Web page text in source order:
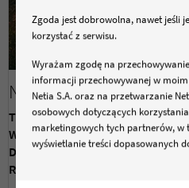
Dane osobowe dotyczące
zapisywane i odczytywane z plików
technologii będą przetwarzane w
serwisu, w celach
wewnętrznych związanych ze
prowadzeniem działalności
analitycznych i statystycznych,
nadużyć oraz w celu wykonywania
Zgoda jest dobrowolna, nawet jeśli
korzystać z serwisu.
Wyrażam zgodę na
informacji przechowywanej w
Netia S.A. oraz na przetwarzanie
osobowych dotyczących
marketingowych tych partnerów, w
wyświetlanie treści dopasowanych
Netia_grafika.jpeg
Typ:Zdjęcie
Wymiary:640x426px
Data dodania: 29.06.2018
Rozmiar: